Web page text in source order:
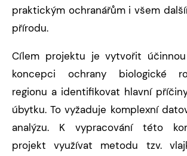
praktickým ochranářům i všem
přírodu.
Cílem projektu je vytvořit
koncepci ochrany biologické
regionu a identifikovat hlavní
úbytku. To vyžaduje komplexní
analýzu. K vypracování této
projekt využívat metodu tzv.